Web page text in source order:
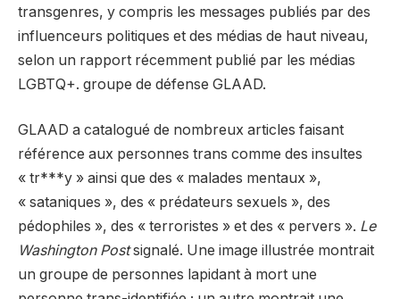
transgenres, y compris les messages publiés par des
influenceurs politiques et des médias de haut niveau,
selon un rapport récemment publié par les médias
LGBTQ+. groupe de défense GLAAD.
GLAAD a catalogué de nombreux articles faisant
référence aux personnes trans comme des insultes
« tr***y » ainsi que des « malades mentaux »,
« sataniques », des « prédateurs sexuels », des
pédophiles », des « terroristes » et des « pervers ». Le
Washington Postsignalé. Une image illustrée montrait
un groupe de personnes lapidant à mort une